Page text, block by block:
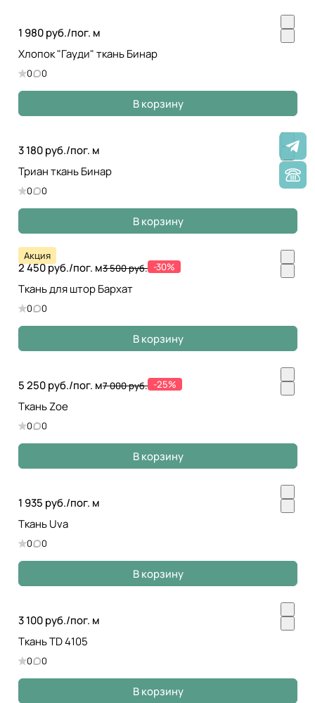
1 980 руб./пог. м
Хлопок "Гауди" ткань Бинар
0 0
В корзину
3 180 руб./пог. м
Триан ткань Бинар
0 0
В корзину
Акция
2 450 руб./пог. м3 500 руб. -30%
Ткань для штор Бархат
0 0
В корзину
5 250 руб./пог. м7 000 руб. -25%
Ткань Zoe
0 0
В корзину
1 935 руб./пог. м
Ткань Uva
0 0
В корзину
3 100 руб./пог. м
Ткань TD 4105
0 0
В корзину